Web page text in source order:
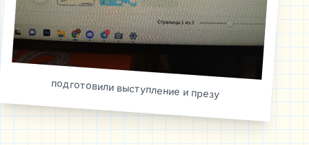
подготовили выступление и презу